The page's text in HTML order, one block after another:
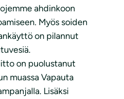
ahdinkoon
Myös soiden
on pilannut
on puolustanut
muassa Vapauta
Lisäksi